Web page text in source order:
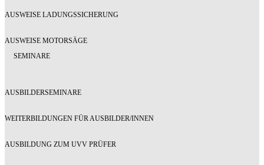
AUSWEISE LADUNGSSICHERUNG
AUSWEISE MOTORSÄGE
SEMINARE
AUSBILDERSEMINARE
WEITERBILDUNGEN FÜR AUSBILDER/INNEN
AUSBILDUNG ZUM UVV PRÜFER